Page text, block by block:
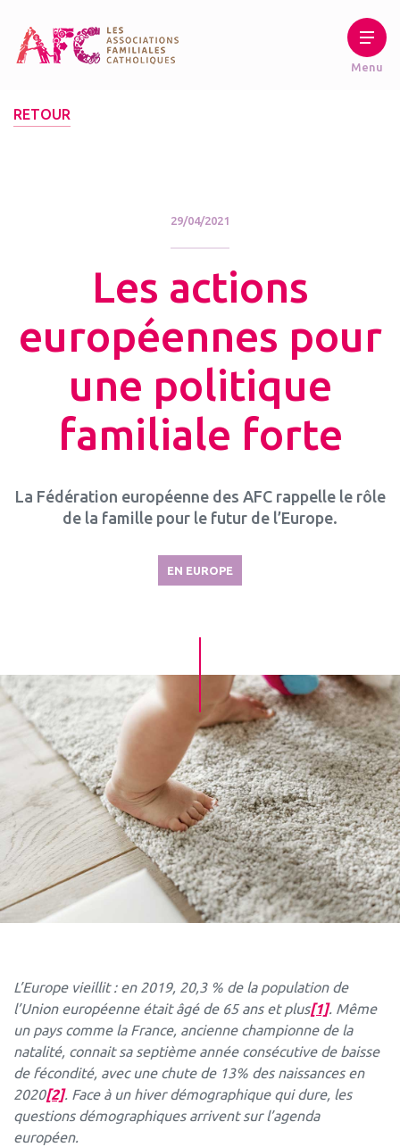
RETOUR
29/04/2021
Les actions
européennes pour
une politique
familiale forte
La Fédération européenne des AFC rappelle le rôle
de la famille pour le futur de l’Europe.
EN EUROPE
L’Europe vieillit : en 2019, 20,3 % de la population de
l’Union européenne était âgé de 65 ans et plus[1]. Même
un pays comme la France, ancienne championne de la
natalité, connait sa septième année consécutive de baisse
de fécondité, avec une chute de 13% des naissances en
2020[2]. Face à un hiver démographique qui dure, les
questions démographiques arrivent sur l’agenda
européen.